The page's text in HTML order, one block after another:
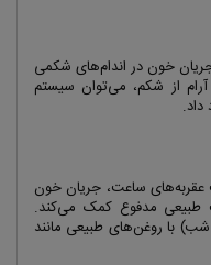
خون در اندام‌های شکمی
از شکم، می‌توان سیستم
داد.
عقربه‌های ساعت، جریان خون
طبیعی مدفوع کمک می‌کند.
شب) با روغن‌های طبیعی مانند